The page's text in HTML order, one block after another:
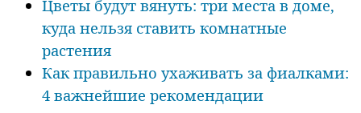
Цветы будут вянуть: три места в доме,
куда нельзя ставить комнатные
растения
Как правильно ухаживать за фиалками:
4 важнейшие рекомендации